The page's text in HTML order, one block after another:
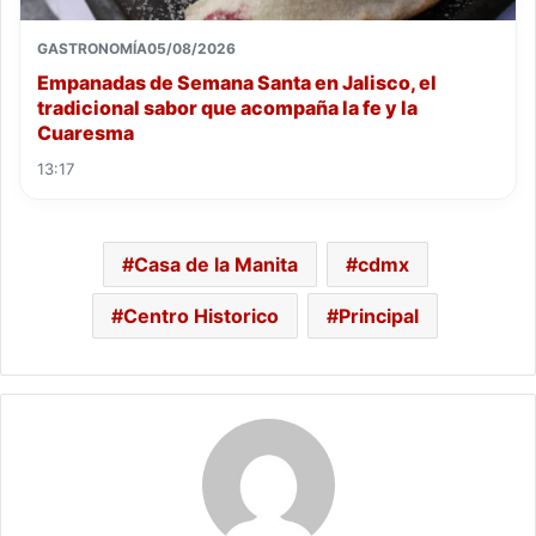
GASTRONOMÍA05/08/2026
Empanadas de Semana Santa en Jalisco, el
tradicional sabor que acompaña la fe y la
Cuaresma
13:17
Casa de la Manita cdmx
Centro Historico Principal